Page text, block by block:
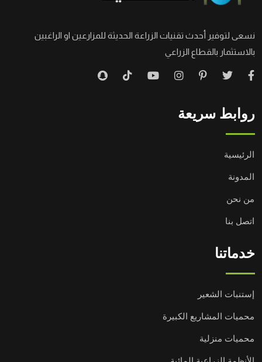
نسعى لتوفير أحدث تقنيات الزراعة الحديثة للمزارعين او الراغبين
بالاستثمار بالقطاع الزراعي
روابط سريعة
الرئيسية
المدونة
من نحن
اتصل بنا
خدماتنا
إستنبات الشعير
محميات المشاريع الكبيرة
محميات منزلية